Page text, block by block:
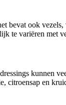
bevat ook
te variëren met
kunnen
citroensap en